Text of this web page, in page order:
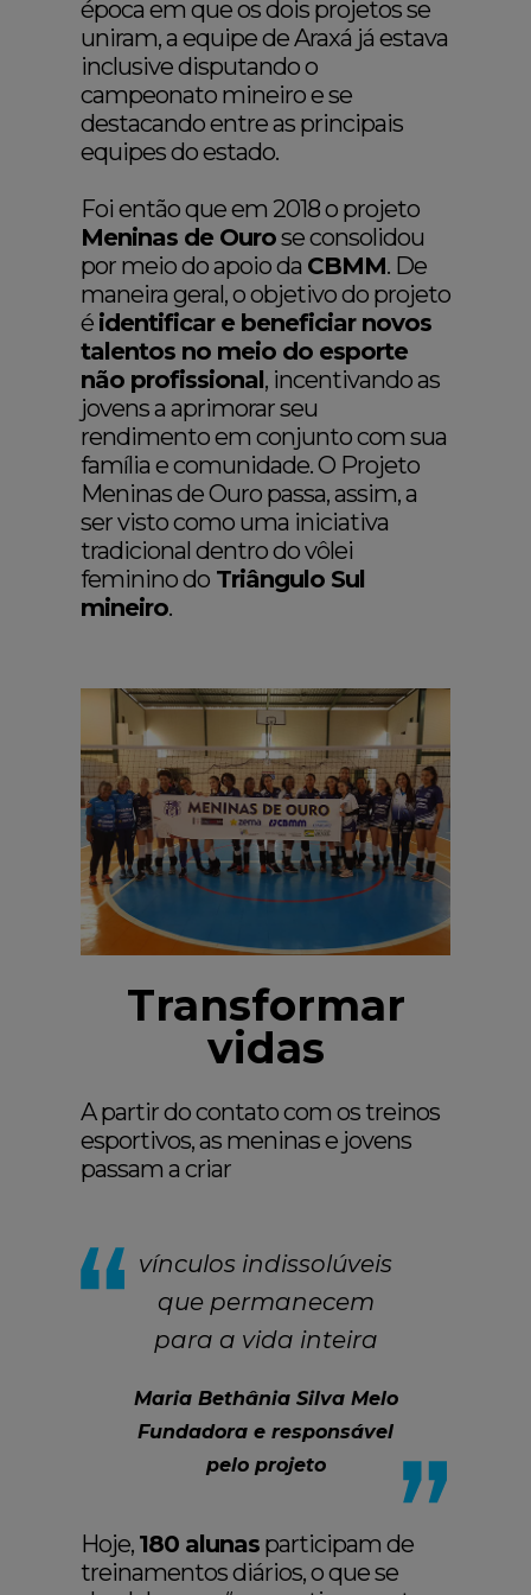
época em que os dois projetos se
uniram, a equipe de Araxá já estava
inclusive disputando o
campeonato mineiro e se
destacando entre as principais
equipes do estado.
Foi então que em 2018 o projeto
Meninas de Ourose consolidou
por meio do apoio da CBMM. De
maneira geral, o objetivo do projeto
é identificar e beneficiar novos
talentos no meio do esporte
não profissional, incentivando as
jovens a aprimorar seu
rendimento em conjunto com sua
família e comunidade. O Projeto
Meninas de Ouro passa, assim, a
ser visto como uma iniciativa
tradicional dentro do vôlei
feminino do Triângulo Sul
mineiro.
Transformar
vidas
A partir do contato com os treinos
esportivos, as meninas e jovens
passam a criar
vínculos indissolúveis
que permanecem
para a vida inteira
Maria Bethânia Silva Melo
Fundadora e responsável
pelo projeto
Hoje, 180 alunas participam de
treinamentos diários, o que se